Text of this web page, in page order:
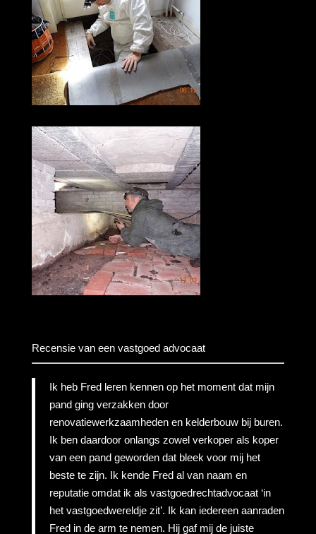
Recensie van een vastgoed advocaat
Ik heb Fred leren kennen op het moment dat mijn
pand ging verzakken door
renovatiewerkzaamheden en kelderbouw bij buren.
Ik ben daardoor onlangs zowel verkoper als koper
van een pand geworden dat bleek voor mij het
beste te zijn. Ik kende Fred al van naam en
reputatie omdat ik als vastgoedrechtadvocaat ‘in
het vastgoedwereldje zit’. Ik kan iedereen aanraden
Fred in de arm te nemen. Hij gaf mij de juiste